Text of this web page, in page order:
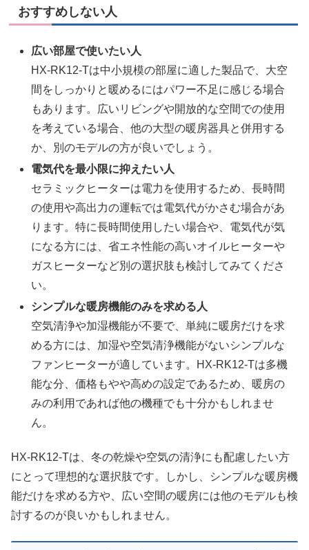
おすすめしない人
広い部屋で使いたい人
HX-RK12-Tは中小規模の部屋に適した製品で、大空
間をしっかりと暖めるにはパワー不足に感じる場合
もあります。広いリビングや開放的な空間での使用
を考えている場合、他の大型の暖房器具と併用する
か、別のモデルの方が良いでしょう。
電気代を最小限に抑えたい人
セラミックヒーターは電力を使用するため、長時間
の使用や高出力の運転では電気代がかさむ場合があ
ります。特に長時間使用したい場合や、電気代が気
になる方には、省エネ性能の高いオイルヒーターや
ガスヒーターなど別の選択肢も検討してみてくださ
い。
シンプルな暖房機能のみを求める人
空気清浄や加湿機能が不要で、単純に暖房だけを求
める方には、加湿や空気清浄機能がないシンプルな
ファンヒーターが適しています。HX-RK12-Tは多機
能な分、価格もやや高めの設定であるため、暖房の
みの利用であれば他の機種でも十分かもしれませ
ん。
HX-RK12-Tは、冬の乾燥や空気の清浄にも配慮したい方
にとって理想的な選択肢です。しかし、シンプルな暖房機
能だけを求める方や、広い空間の暖房には他のモデルも検
討するのが良いかもしれません。